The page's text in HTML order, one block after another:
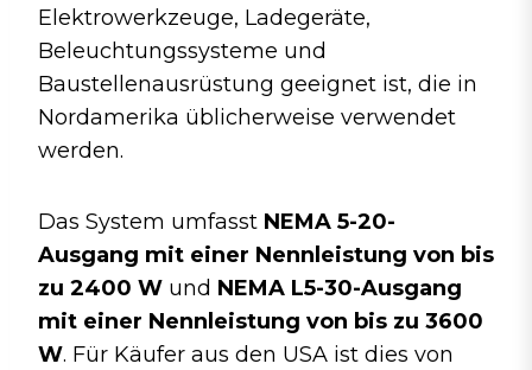
Elektrowerkzeuge, Ladegeräte,
Beleuchtungssysteme und
Baustellenausrüstung geeignet ist, die in
Nordamerika üblicherweise verwendet
werden.
Das System umfasst NEMA 5-20-
Ausgang mit einer Nennleistung von bis
zu 2400 W und NEMA L5-30-Ausgang
mit einer Nennleistung von bis zu 3600
W. Für Käufer aus den USA ist dies von